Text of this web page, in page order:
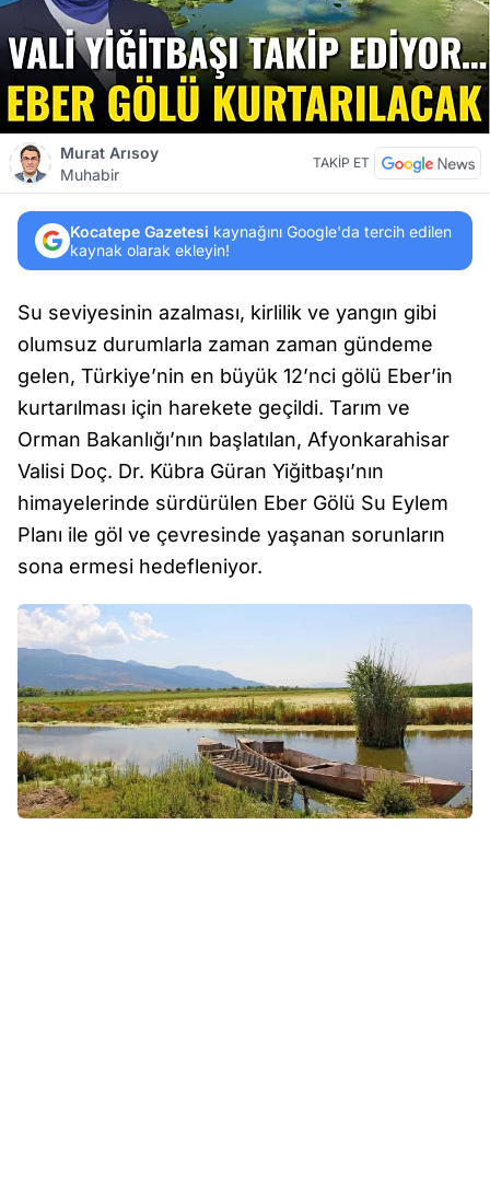
Murat Arısoy
Muhabir
TAKİP ET
Kocatepe Gazetesi kaynağını Google'da tercih edilen
kaynak olarak ekleyin!
Su seviyesinin azalması, kirlilik ve yangın gibi
olumsuz durumlarla zaman zaman gündeme
gelen, Türkiye’nin en büyük 12’nci gölü Eber’in
kurtarılması için harekete geçildi. Tarım ve
Orman Bakanlığı’nın başlatılan, Afyonkarahisar
Valisi Doç. Dr. Kübra Güran Yiğitbaşı’nın
himayelerinde sürdürülen Eber Gölü Su Eylem
Planı ile göl ve çevresinde yaşanan sorunların
sona ermesi hedefleniyor.